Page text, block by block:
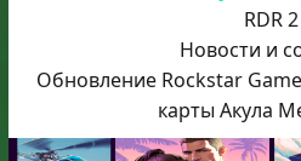
RDR 2
Новости и
Обновление Rockstar
карты Акула